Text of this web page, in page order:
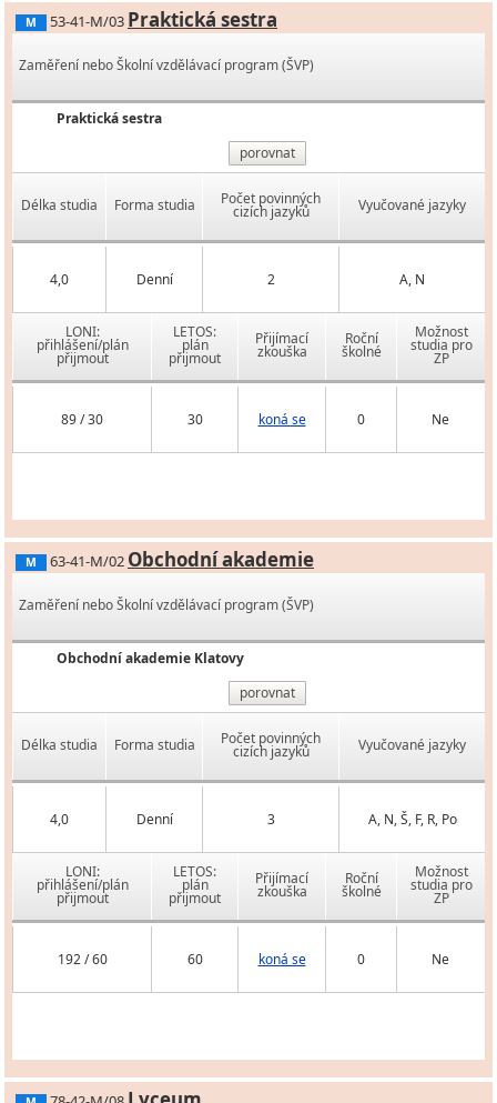
M 53-41-M/03 Praktická sestra
Zaměření nebo Školní vzdělávací program (ŠVP)
Praktická sestra
porovnat
Délka studia Forma studia Počet povinných
cizích jazyků Vyučované jazyky
4,0 Denní 2 A, N
LONI:
přihlášení/plán
přijmout
LETOS:
plán
přijmout
Přijímací
zkouška
Roční
školné
Možnost
studia pro
ZP
89 / 30 30 koná se 0 Ne
M 63-41-M/02 Obchodní akademie
Zaměření nebo Školní vzdělávací program (ŠVP)
Obchodní akademie Klatovy
porovnat
Délka studia Forma studia Počet povinných
cizích jazyků Vyučované jazyky
4,0 Denní 3 A, N, Š, F, R, Po
LONI:
přihlášení/plán
přijmout
LETOS:
plán
přijmout
Přijímací
zkouška
Roční
školné
Možnost
studia pro
ZP
192 / 60 60 koná se 0 Ne